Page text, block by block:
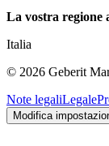
La vostra regione
Italia
© 2026 Geberit
Note legaliLegale
Modifica